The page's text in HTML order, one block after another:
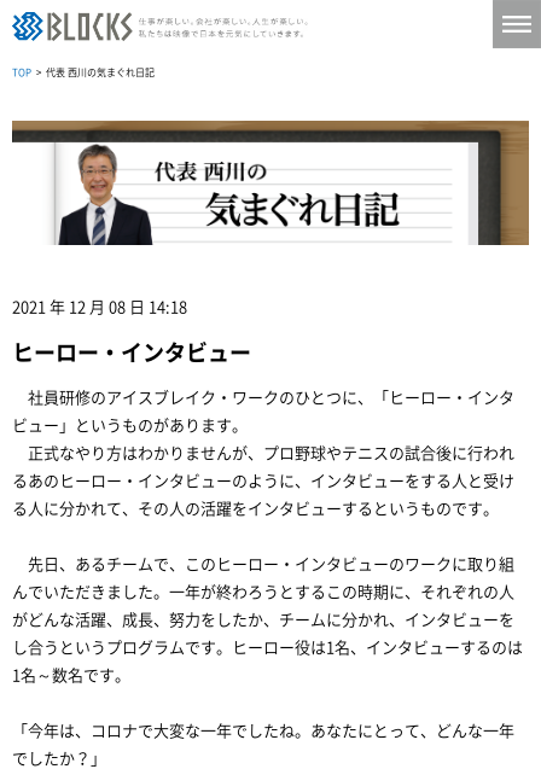
TOP > 代表 西川の気まぐれ日記
2021 年 12 月 08 日 14:18
ヒーロー・インタビュー
社員研修のアイスブレイク・ワークのひとつに、「ヒーロー・インタ
ビュー」というものがあります。
正式なやり方はわかりませんが、プロ野球やテニスの試合後に行われ
るあのヒーロー・インタビューのように、インタビューをする人と受け
る人に分かれて、その人の活躍をインタビューするというものです。
先日、あるチームで、このヒーロー・インタビューのワークに取り組
んでいただきました。一年が終わろうとするこの時期に、それぞれの人
がどんな活躍、成長、努力をしたか、チームに分かれ、インタビューを
し合うというプログラムです。ヒーロー役は1名、インタビューするのは
1名～数名です。
「今年は、コロナで大変な一年でしたね。あなたにとって、どんな一年
でしたか？」